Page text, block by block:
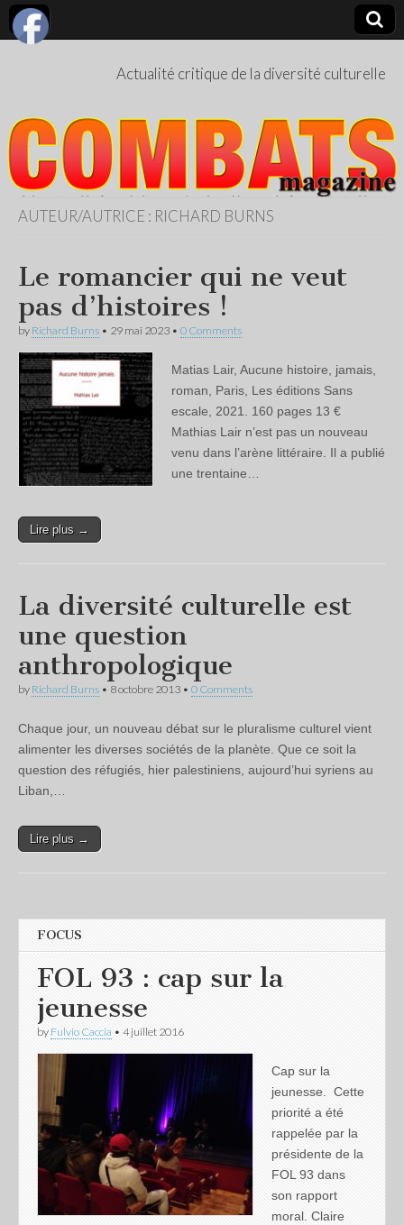
Actualité critique de la diversité culturelle
AUTEUR/AUTRICE : RICHARD BURNS
Le romancier qui ne veut
pas d’histoires !
by Richard Burns • 29 mai 2023 • 0 Comments
Matias Lair, Aucune histoire, jamais,
roman, Paris, Les éditions Sans
escale, 2021. 160 pages 13 €
Mathias Lair n’est pas un nouveau
venu dans l’arène littéraire. Il a publié
une trentaine…
Lire plus →
La diversité culturelle est
une question
anthropologique
by Richard Burns • 8 octobre 2013 • 0 Comments
Chaque jour, un nouveau débat sur le pluralisme culturel vient
alimenter les diverses sociétés de la planète. Que ce soit la
question des réfugiés, hier palestiniens, aujourd’hui syriens au
Liban,…
Lire plus →
FOCUS
FOL 93 : cap sur la
jeunesse
by Fulvio Caccia • 4 juillet 2016
Cap sur la
jeunesse. Cette
priorité a été
rappelée par la
présidente de la
FOL 93 dans
son rapport
moral. Claire